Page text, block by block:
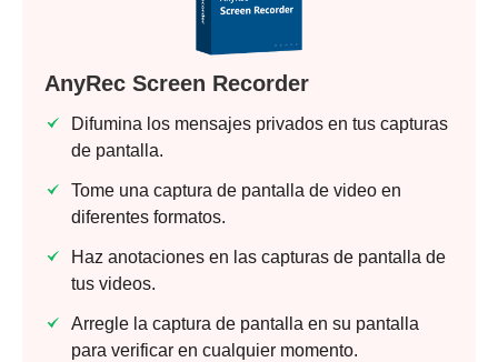
AnyRec Screen Recorder
Difumina los mensajes privados en tus capturas
de pantalla.
Tome una captura de pantalla de video en
diferentes formatos.
Haz anotaciones en las capturas de pantalla de
tus videos.
Arregle la captura de pantalla en su pantalla
para verificar en cualquier momento.